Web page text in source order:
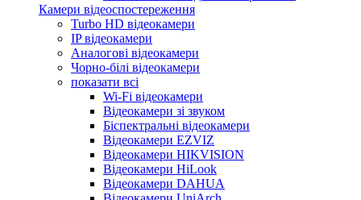
Камери відеоспостереження
Turbo HD відеокамери
IP відеокамери
Аналогові відеокамери
Чорно-білі відеокамери
показати всі
Wi-Fi відеокамери
Відеокамери зі звуком
Біспектральні відеокамери
Відеокамери EZVIZ
Відеокамери HIKVISION
Відеокамери HiLook
Відеокамери DAHUA